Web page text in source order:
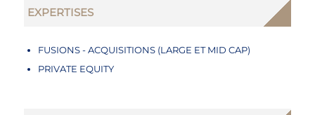
EXPERTISES
FUSIONS - ACQUISITIONS (LARGE ET MID CAP)
PRIVATE EQUITY